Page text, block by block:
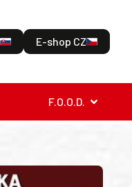
E-shop CZ
F.O.O.D.